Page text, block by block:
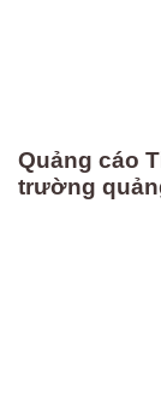
Quảng cáo
trường